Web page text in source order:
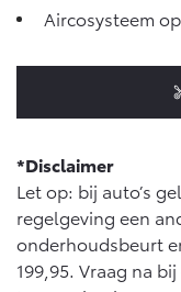
Aircosysteem
*Disclaimer
Let op: bij auto’s
regelgeving een
onderhoudsbeurt
199,95. Vraag na